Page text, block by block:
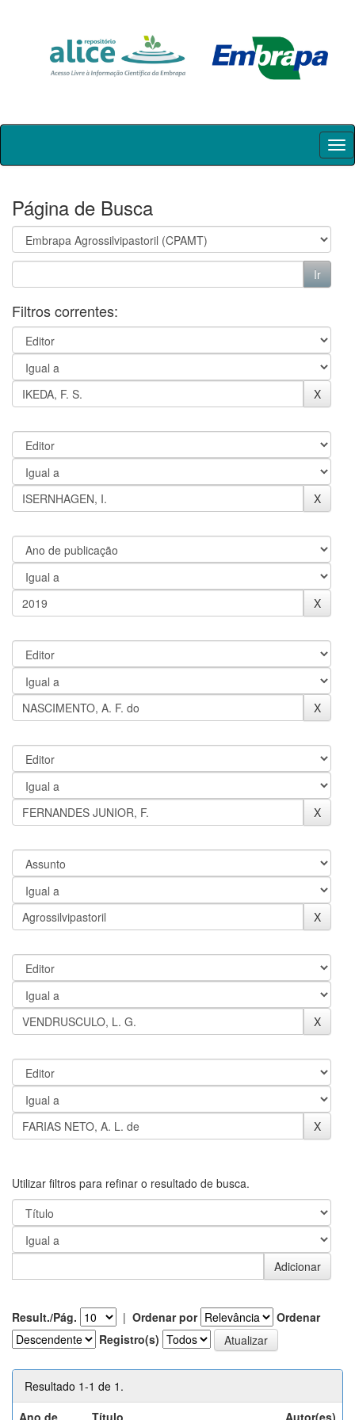
Skip
Página de Busca
Filtros correntes:
Utilizar filtros para refinar o resultado de busca.
Result./Pág. | Ordenar por
Ordenar
Registro(s)
Resultado 1-1 de 1.
Ano de
Título Autor(es)